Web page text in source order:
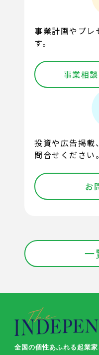
事業計画やプレ
す。
事業相
投資や広告掲載
問合せください。
お
一
全国の個性あふれる起業